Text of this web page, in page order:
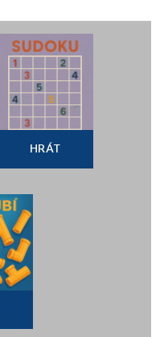
HRÁT